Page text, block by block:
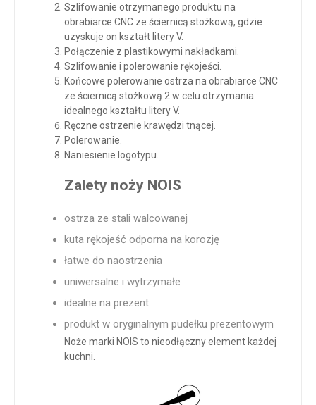
Szlifowanie otrzymanego produktu na
obrabiarce CNC ze ściernicą stożkową, gdzie
uzyskuje on kształt litery V.
Połączenie z plastikowymi nakładkami.
Szlifowanie i polerowanie rękojeści.
Końcowe polerowanie ostrza na obrabiarce CNC
ze ściernicą stożkową 2 w celu otrzymania
idealnego kształtu litery V.
Ręczne ostrzenie krawędzi tnącej.
Polerowanie.
Naniesienie logotypu.
Zalety noży NOIS
ostrza ze stali walcowanej
kuta rękojeść odporna na korozję
łatwe do naostrzenia
uniwersalne i wytrzymałe
idealne na prezent
produkt w oryginalnym pudełku prezentowym
Noże marki NOIS to nieodłączny element każdej
kuchni.